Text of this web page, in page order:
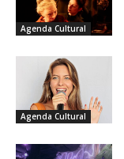
Agenda Cultural
Agenda Cultural